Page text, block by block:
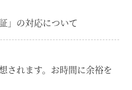
」の対応について
されます。お時間に余裕を